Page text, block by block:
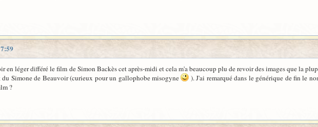
en léger différé le film de Simon Backès cet après-midi et cela m'a beaucoup plu de revoir des images que la
Simone de Beauvoir (curieux pour un gallophobe misogyne
). J'ai remarqué dans le générique de fin le
?